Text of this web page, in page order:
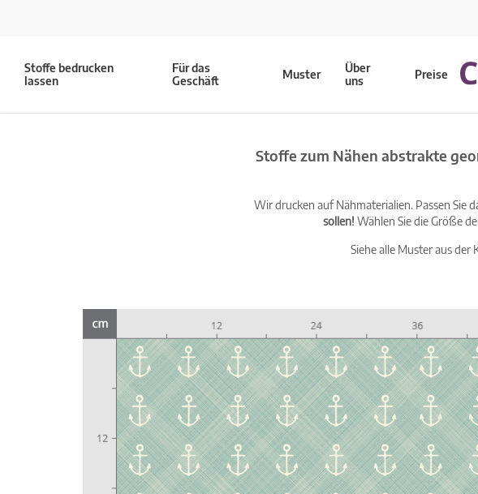
Stoffe bedrucken
lassen
Für das
Geschäft
Muster
Über
uns
Preise
Stoffe zum Nähen abstrakte
Wir drucken auf Nähmaterialien. Passen Sie
sollen! Wählen Sie die Größe
Siehe alle Muster aus der